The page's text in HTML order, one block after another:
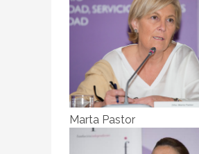
Marta Pastor